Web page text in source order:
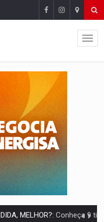
por latrocínio é preso após levar filho de dois anos